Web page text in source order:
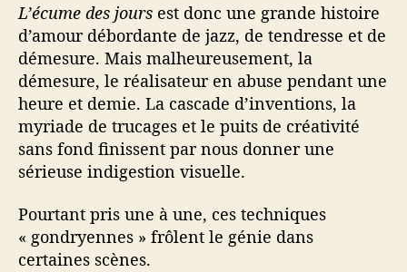
L’écume des jours est donc une grande histoire
d’amour débordante de jazz, de tendresse et de
démesure. Mais malheureusement, la
démesure, le réalisateur en abuse pendant une
heure et demie. La cascade d’inventions, la
myriade de trucages et le puits de créativité
sans fond finissent par nous donner une
sérieuse indigestion visuelle.
Pourtant pris une à une, ces techniques
« gondryennes » frôlent le génie dans
certaines scènes.